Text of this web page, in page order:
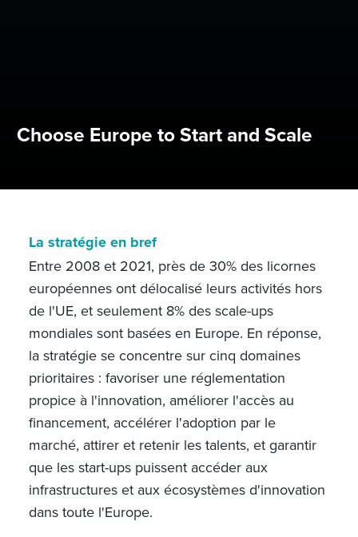
Choose Europe to Start and Scale
La stratégie en bref
Entre 2008 et 2021, près de 30% des licornes
européennes ont délocalisé leurs activités hors
de l'UE, et seulement 8% des scale-ups
mondiales sont basées en Europe. En réponse,
la stratégie se concentre sur cinq domaines
prioritaires : favoriser une réglementation
propice à l'innovation, améliorer l'accès au
financement, accélérer l'adoption par le
marché, attirer et retenir les talents, et garantir
que les start-ups puissent accéder aux
infrastructures et aux écosystèmes d'innovation
dans toute l'Europe.